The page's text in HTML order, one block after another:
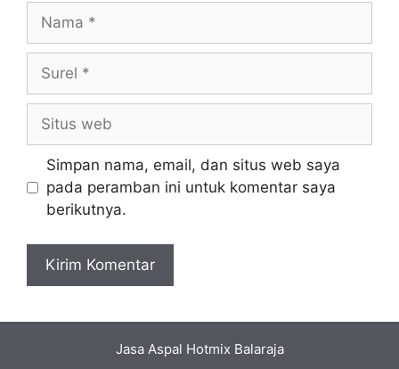
Nama
Surel
Situs
web
Simpan nama, email, dan situs web saya
pada peramban ini untuk komentar saya
berikutnya.
Jasa Aspal Hotmix Balaraja